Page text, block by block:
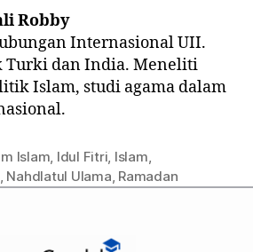
Robby
Internasional UII.
Turki dan India. Meneliti
Islam, studi agama dalam
Islam, Idul Fitri, Islam,
, Nahdlatul Ulama, Ramadan